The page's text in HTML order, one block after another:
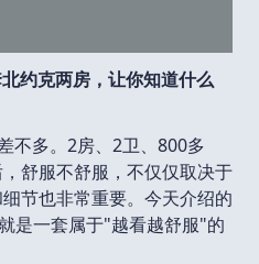
约克两房，让你知道什么
不多。2房、2卫、800多
舒服不舒服，不仅仅取决于
节也非常重要。今天介绍的
是一套属于"越看越舒服"的